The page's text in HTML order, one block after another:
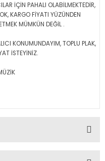
İÇİN PAHALI OLABİLMEKTEDİR,
KARGO FİYATI YÜZÜNDEN
MÜMKÜN DEĞİL .
KONUMUNDAYIM, TOPLU PLAK,
İSTEYİNİZ.